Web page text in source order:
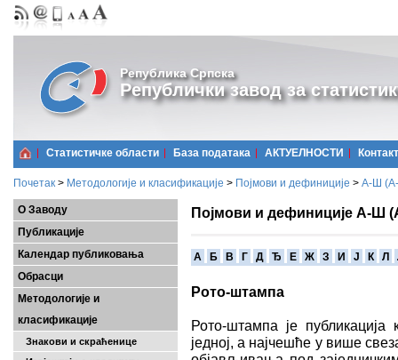
Република Српска
Републички завод за
Статистичке области Базa података АКТУЕЛНОСТИ Контакт
Почетак > Методологије и класификације > Појмови и дефиниције > А-Ш
О Заводу
Публикације
Календар публиковања
Обрасци
Методологије и
класификације
Знакови и скраћенице
Појмови и дефиниције А-Ш
A Б В Г Д Ђ Е Ж З И Ј К Л
Рото-штампа
Рото-штампа је публикација
једној, а најчешће у више